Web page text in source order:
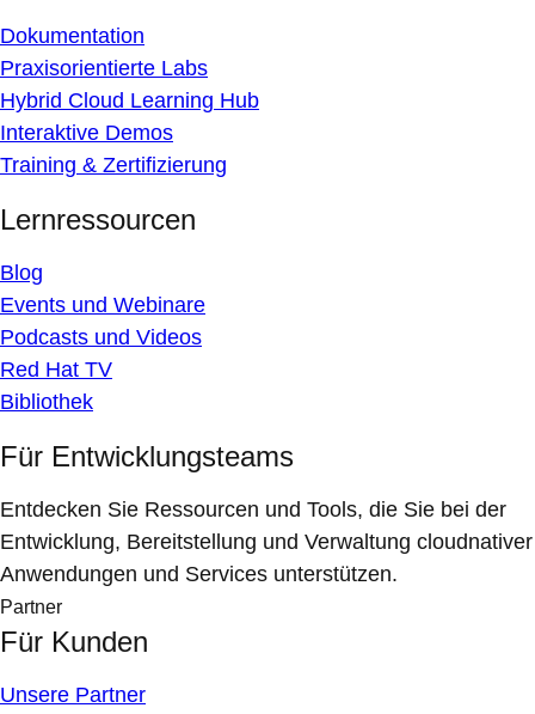
Dokumentation
Praxisorientierte Labs
Hybrid Cloud Learning Hub
Interaktive Demos
Training & Zertifizierung
Lernressourcen
Blog
Events und Webinare
Podcasts und Videos
Red Hat TV
Bibliothek
Für Entwicklungsteams
Entdecken Sie Ressourcen und Tools, die Sie bei der
Entwicklung, Bereitstellung und Verwaltung cloudnativer
Anwendungen und Services unterstützen.
Partner
Für Kunden
Unsere Partner